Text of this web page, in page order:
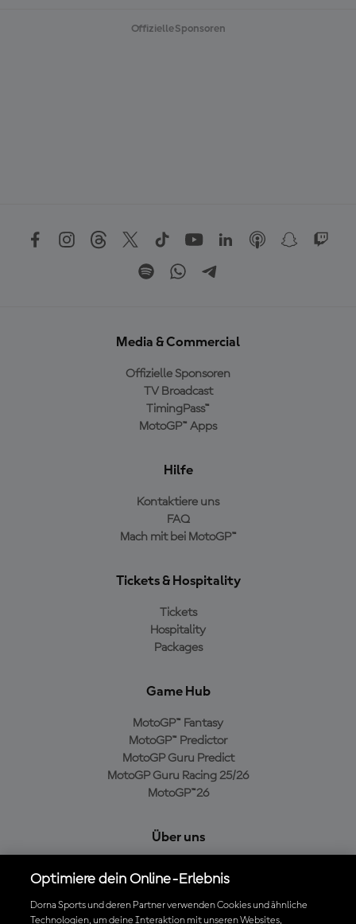
Offizielle Sponsoren
Media & Commercial
Offizielle Sponsoren
TV Broadcast
TimingPass™
MotoGP™ Apps
Hilfe
Kontaktiere uns
FAQ
Mach mit bei MotoGP™
Tickets & Hospitality
Tickets
Hospitality
Packages
Game Hub
MotoGP™ Fantasy
MotoGP™ Predictor
MotoGP Guru Predict
MotoGP Guru Racing 25/26
MotoGP™26
Über uns
Cookie-Richtlinien
Geschäftsbedingungen
Optimiere dein Online-Erlebnis
Dorna Sports und deren Partner verwenden Cookies und ähnliche
Technologien, um deine Interaktion mit unseren Websites,